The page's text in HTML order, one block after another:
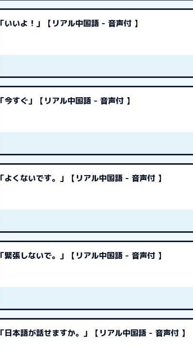
「いいよ！」【リアル中国語 - 音声付 】
「今すぐ」【リアル中国語 - 音声付 】
「よくないです。」【リアル中国語 - 音声付 】
「緊張しないで。」【リアル中国語 - 音声付 】
「日本語が話せますか。」【リアル中国語 - 音声付 】